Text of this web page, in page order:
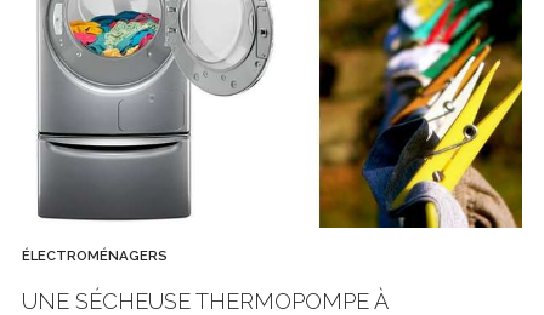
ÉLECTROMÉNAGERS
UNE SÉCHEUSE THERMOPOMPE À